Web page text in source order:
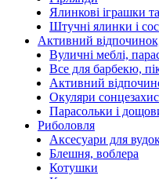
Ялинкові іграшки
Штучні ялинки і
Активний
Вуличні меблі,
Все для барбекю,
Активний
Окуляри
Парасольки і
Риболовля
Аксесуари для
Блешня, воблера
Котушки